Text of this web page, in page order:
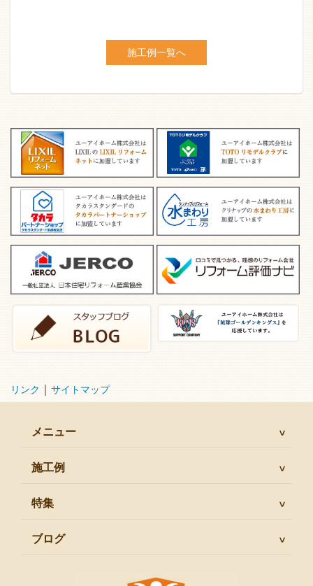
施工例一覧へ
リンク サイトマップ
メニュー
施工例
特集
ブログ